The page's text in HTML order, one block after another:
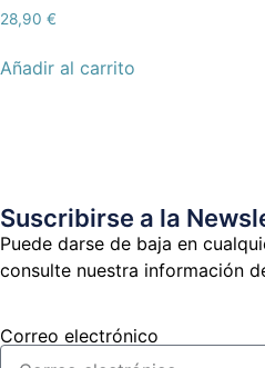
28,90 €
Añadir al carrito
Suscribirse a la
Puede darse de baja en
consulte nuestra información
Correo electrónico